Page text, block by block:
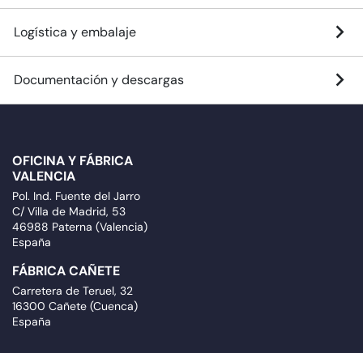
Logística y embalaje
Documentación y descargas
OFICINA Y FÁBRICA
VALENCIA
Pol. Ind. Fuente del Jarro
C/ Villa de Madrid, 53
46988 Paterna (Valencia)
España
FÁBRICA CAÑETE
Carretera de Teruel, 32
16300 Cañete (Cuenca)
España